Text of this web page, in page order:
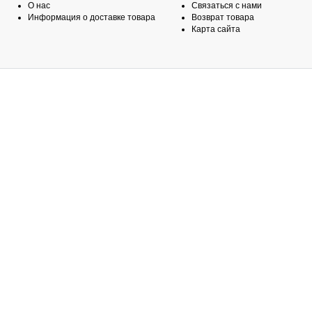
О нас
Информация о доставке товара
Связаться с нами
Возврат товара
Карта сайта